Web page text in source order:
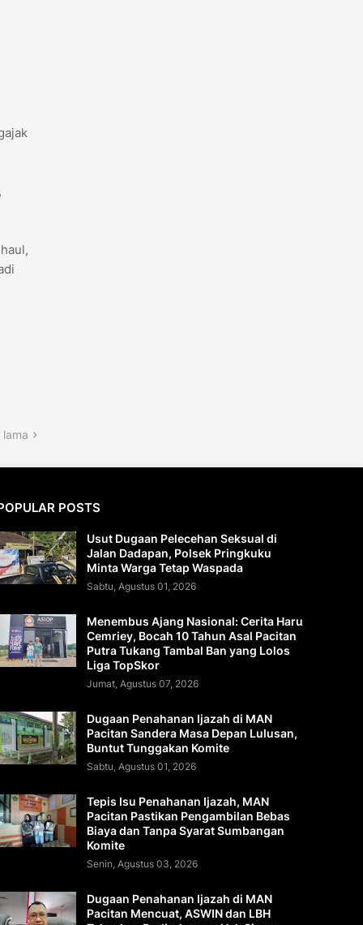
POSTS
Usut Dugaan Pelecehan Seksual di
Jalan Dadapan, Polsek Pringkuku
Minta Warga Tetap Waspada
Sabtu, Agustus 01, 2026
Menembus Ajang Nasional: Cerita Haru
Cemriey, Bocah 10 Tahun Asal Pacitan
Putra Tukang Tambal Ban yang Lolos
Liga TopSkor
Jumat, Agustus 07, 2026
Dugaan Penahanan Ijazah di MAN
Pacitan Sandera Masa Depan Lulusan,
Buntut Tunggakan Komite
Sabtu, Agustus 01, 2026
Tepis Isu Penahanan Ijazah, MAN
Pacitan Pastikan Pengambilan Bebas
Biaya dan Tanpa Syarat Sumbangan
Komite
Senin, Agustus 03, 2026
Dugaan Penahanan Ijazah di MAN
Pacitan Mencuat, ASWIN dan LBH